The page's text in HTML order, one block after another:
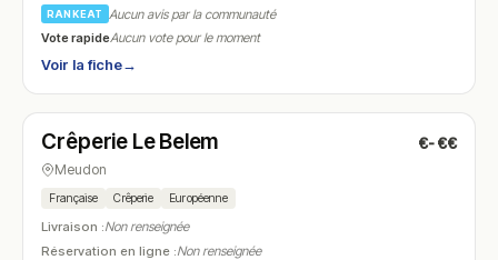
RANKEAT
Aucun avis par la communauté
Vote rapideAucun vote pour le moment
Voir la fiche→
N° 11
Crêperie Le Belem €-€€
Meudon
Française Crêperie Européenne
Livraison :Non renseignée
Réservation en ligne :Non renseignée